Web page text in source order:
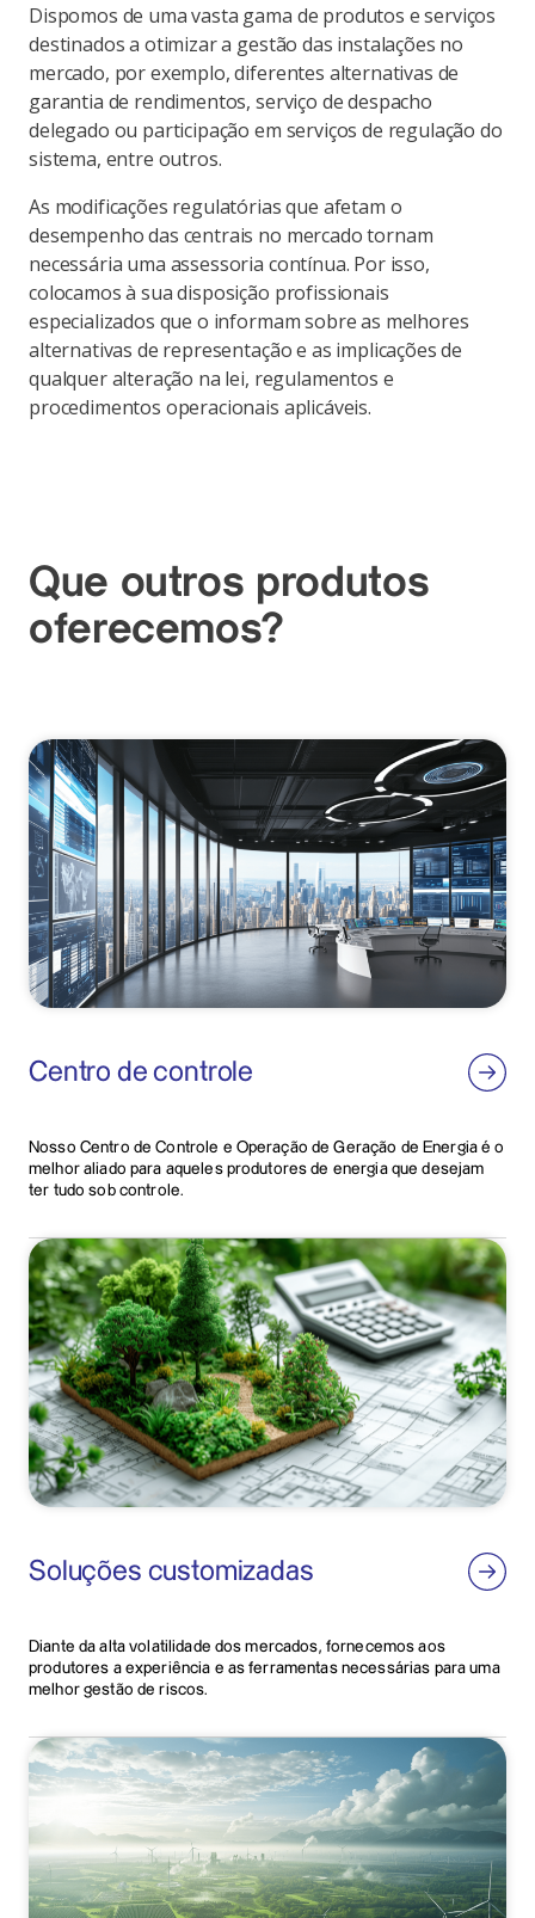
Dispomos de uma vasta gama de produtos e serviços
destinados a otimizar a gestão das instalações no
mercado, por exemplo, diferentes alternativas de
garantia de rendimentos, serviço de despacho
delegado ou participação em serviços de regulação do
sistema, entre outros.
As modificações regulatórias que afetam o
desempenho das centrais no mercado tornam
necessária uma assessoria contínua. Por isso,
colocamos à sua disposição profissionais
especializados que o informam sobre as melhores
alternativas de representação e as implicações de
qualquer alteração na lei, regulamentos e
procedimentos operacionais aplicáveis.
Que outros produtos
oferecemos?
Centro de controle
Nosso Centro de Controle e Operação de Geração de Energia é o
melhor aliado para aqueles produtores de energia que desejam
ter tudo sob controle.
Soluções customizadas
Diante da alta volatilidade dos mercados, fornecemos aos
produtores a experiência e as ferramentas necessárias para uma
melhor gestão de riscos.